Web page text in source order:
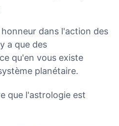
dans l'action des
a que des
qu'en vous existe
planétaire.
que l'astrologie est